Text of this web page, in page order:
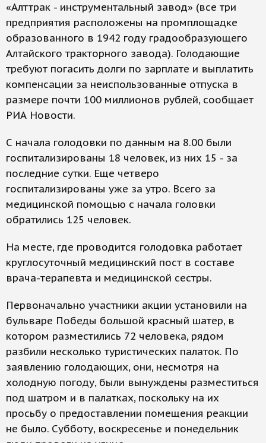
«Алттрак - инструментальный завод» (все три
предприятия расположены на промплощадке
образованного в 1942 году градообразующего
Алтайского тракторного завода). Голодающие
требуют погасить долги по зарплате и выплатить
компенсации за неиспользованные отпуска в
размере почти 100 миллионов рублей, сообщает
РИА Новости.
С начала голодовки по данным на 8.00 были
госпитализированы 18 человек, из них 15 - за
последние сутки. Еще четверо
госпитализированы уже за утро. Всего за
медицинской помощью с начала головки
обратились 125 человек.
На месте, где проводится голодовка работает
круглосуточный медицинский пост в составе
врача-терапевта и медицинской сестры.
Первоначально участники акции установили на
бульваре Победы большой красный шатер, в
котором разместились 72 человека, рядом
разбили несколько туристических палаток. По
заявлению голодающих, они, несмотря на
холодную погоду, были вынуждены разместиться
под шатром и в палатках, поскольку на их
просьбу о предоставлении помещения реакции
не было. Субботу, воскресенье и понедельник